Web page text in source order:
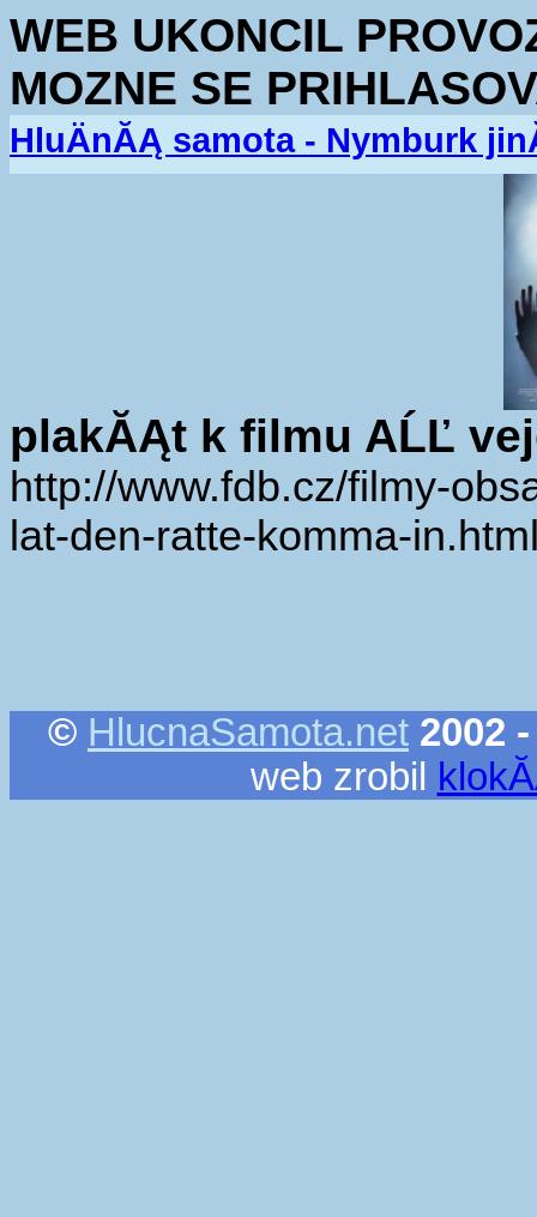
WEB UKONCIL
MOZNE SE
HluÄnĂĄ samota - Nymburk
plakĂĄt k filmu AĹĽ
http://www.fdb.cz/filmy-
lat-den-ratte-komma-
© HlucnaSamota.net 2002
web zrobil